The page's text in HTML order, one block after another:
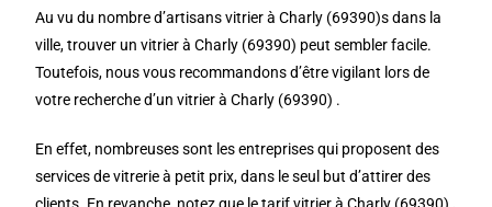
Au vu du nombre d’artisans vitrier à Charly (69390)s dans la
ville, trouver un vitrier à Charly (69390) peut sembler facile.
Toutefois, nous vous recommandons d’être vigilant lors de
votre recherche d’un vitrier à Charly (69390) .
En effet, nombreuses sont les entreprises qui proposent des
services de vitrerie à petit prix, dans le seul but d’attirer des